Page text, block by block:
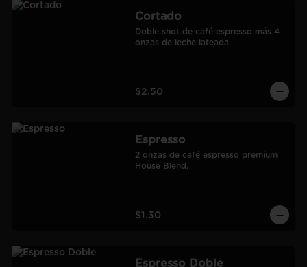
Cortado
Doble shot de café espresso más 4
onzas de leche lateada.
$2.50
Espresso
2 onzas de café espresso premium
House Blend.
$1.30
Espresso Doble